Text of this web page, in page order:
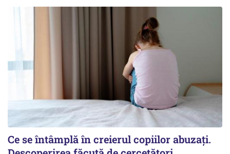
Ce se întâmplă în creierul copiilor abuzați.